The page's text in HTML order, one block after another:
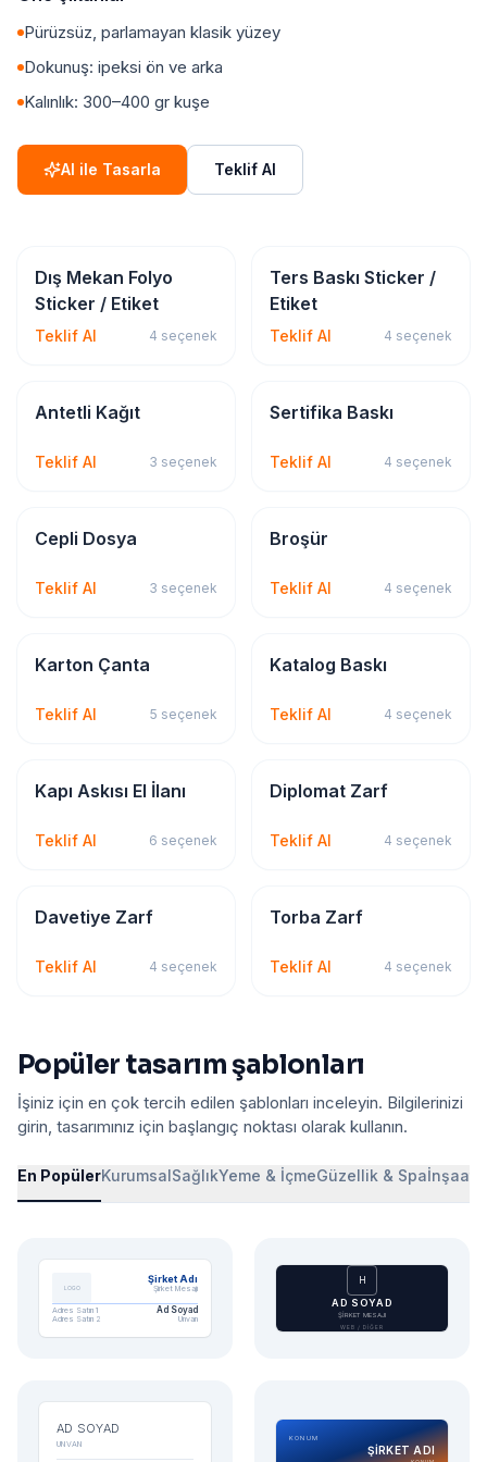
Pürüzsüz, parlamayan klasik yüzey
Dokunuş: ipeksi ön ve arka
Kalınlık: 300–400 gr kuşe
AI ile Tasarla Teklif Al
Sticker & Etiket
Dış Mekan Folyo
Sticker / Etiket
Teklif Al 4 seçenek
Sticker & Etiket
Ters Baskı Sticker /
Etiket
Teklif Al 4 seçenek
Kırtasiye & Matbu
Antetli Kağıt
Teklif Al 3 seçenek
Kırtasiye & Matbu
Sertifika Baskı
Teklif Al 4 seçenek
Kırtasiye & Matbu
Cepli Dosya
Teklif Al 3 seçenek
Kırtasiye & Matbu
Broşür
Teklif Al 4 seçenek
Tekstil Baskı
Karton Çanta
Teklif Al 5 seçenek
Kırtasiye & Matbu
Katalog Baskı
Teklif Al 4 seçenek
Kırtasiye & Matbu
Kapı Askısı El İlanı
Teklif Al 6 seçenek
Kırtasiye & Matbu
Diplomat Zarf
Teklif Al 4 seçenek
Kırtasiye & Matbu
Davetiye Zarf
Teklif Al 4 seçenek
Kırtasiye & Matbu
Torba Zarf
Teklif Al 4 seçenek
Popüler tasarım şablonları
İşiniz için en çok tercih edilen şablonları inceleyin. Bilgilerinizi
girin, tasarımınız için başlangıç noktası olarak kullanın.
En PopülerKurumsalSağlıkYeme & İçmeGüzellik & Spaİnşaat
LOGO
Şirket Adı
Şirket Mesajı
Adres Satırı 1
Adres Satırı 2
Ad Soyad
Unvan
H
AD SOYAD
ŞİRKET MESAJI
WEB / DİĞER
AD SOYAD
UNVAN
KONUM
ŞİRKET ADI